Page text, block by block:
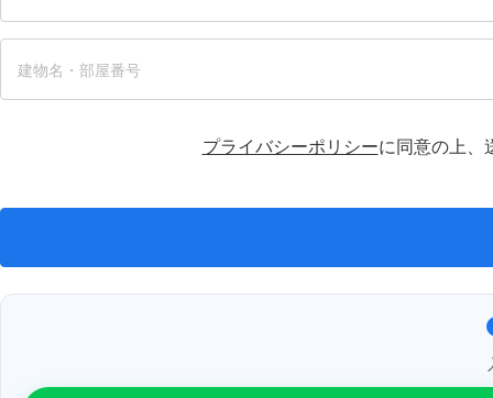
プライバシーポリシーに同意の上、